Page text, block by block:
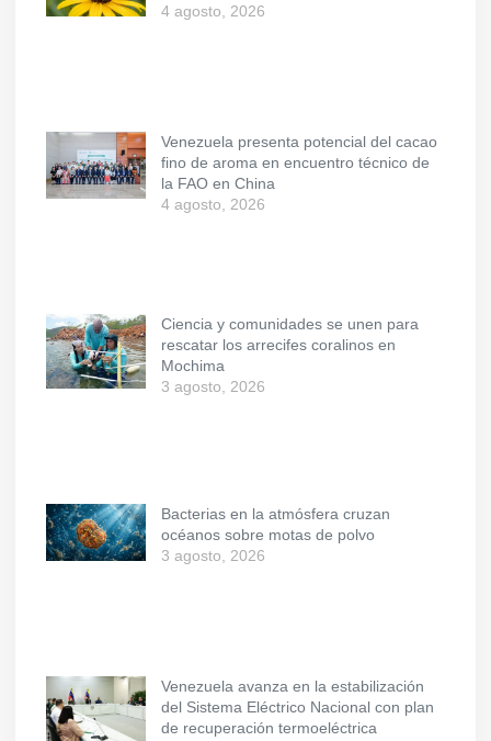
4 agosto, 2026
Venezuela presenta potencial del cacao
fino de aroma en encuentro técnico de
la FAO en China
4 agosto, 2026
Ciencia y comunidades se unen para
rescatar los arrecifes coralinos en
Mochima
3 agosto, 2026
Bacterias en la atmósfera cruzan
océanos sobre motas de polvo
3 agosto, 2026
Venezuela avanza en la estabilización
del Sistema Eléctrico Nacional con plan
de recuperación termoeléctrica